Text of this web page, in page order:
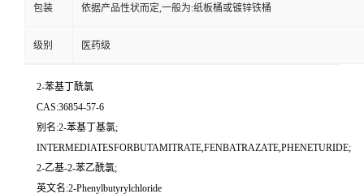
包装 依据产品性状而定,一般为:纸板桶或镀锌铁桶
级别 医药级
2-苯基丁酰氯
CAS:36854-57-6
别名:2-苯基丁基氯;
INTERMEDIATESFORBUTAMITRATE,FENBATRAZATE,PHENETURIDE;
2-乙基-2-苯乙酰氯;
英文名:2-Phenylbutyrylchloride